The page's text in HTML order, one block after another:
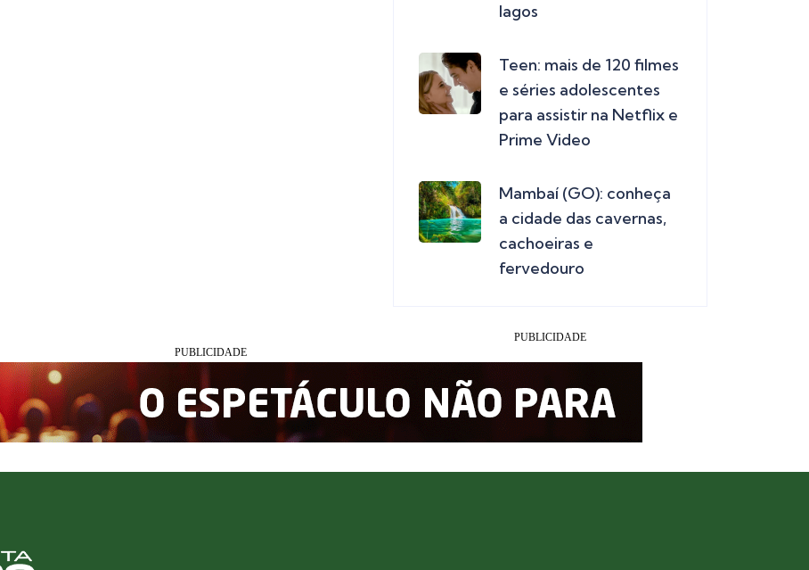
lagos
Teen: mais de 120 filmes
e séries adolescentes
para assistir na Netflix e
Prime Video
Mambaí (GO): conheça
a cidade das cavernas,
cachoeiras e
fervedouro